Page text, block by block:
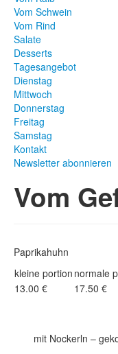
Vom Schwein
Vom Rind
Salate
Desserts
Tagesangebot
Dienstag
Mittwoch
Donnerstag
Freitag
Samstag
Kontakt
Newsletter abonnieren
Vom
Paprikahuhn
kleine portion normale
13.00 €
17.50 €
mit Nockerln –